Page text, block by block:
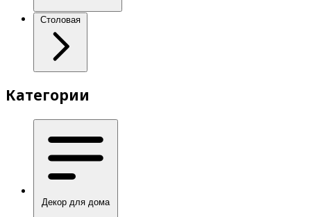
Столовая
Категории
Декор для дома